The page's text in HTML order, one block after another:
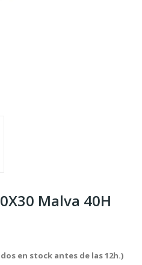
Malva 40H
en stock antes de las 12h.)